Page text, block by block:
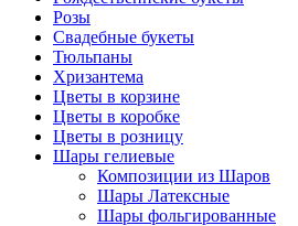
Розы
Свадебные букеты
Тюльпаны
Хризантема
Цветы в корзине
Цветы в коробке
Цветы в розницу
Шары гелиевые
Композиции из Шаров
Шары Латексные
Шары фольгированные